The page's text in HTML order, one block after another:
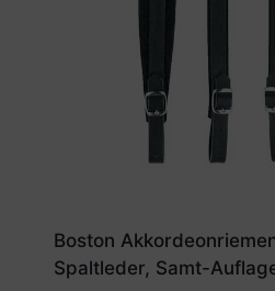
Boston
Spaltleder, Samt-